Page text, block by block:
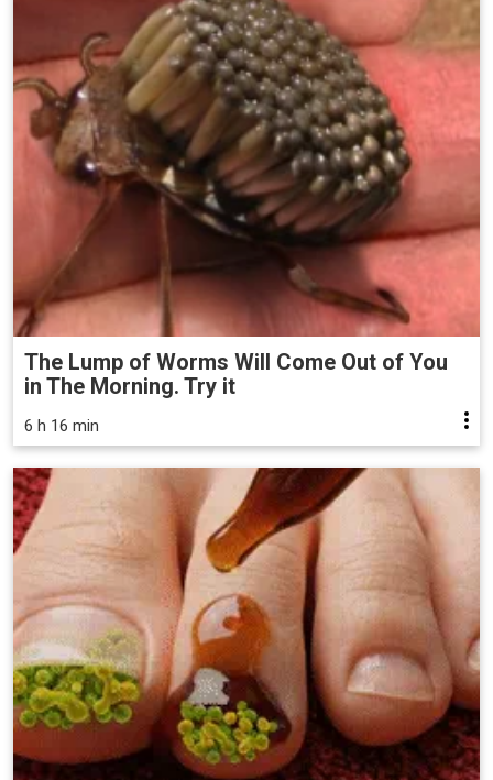
The Lump of Worms Will Come Out of You
in The Morning. Try it
6 h 16 min